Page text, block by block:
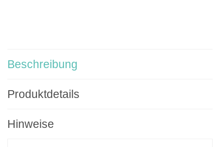
Beschreibung
Produktdetails
Hinweise